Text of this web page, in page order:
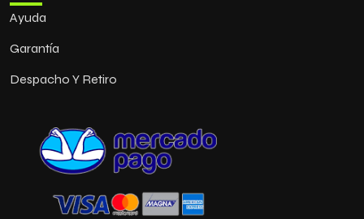
Ayuda
Garantía
Despacho Y Retiro